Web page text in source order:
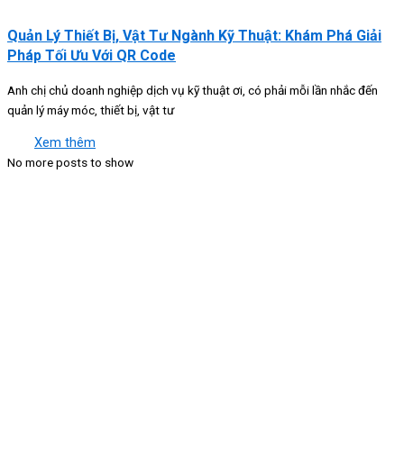
Quản Lý Thiết Bị, Vật Tư Ngành Kỹ Thuật: Khám Phá Giải
Pháp Tối Ưu Với QR Code
Anh chị chủ doanh nghiệp dịch vụ kỹ thuật ơi, có phải mỗi lần nhắc đến
quản lý máy móc, thiết bị, vật tư
Xem thêm
No more posts to show